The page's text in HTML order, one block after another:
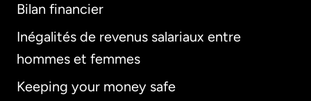
Bilan financier
Inégalités de revenus salariaux entre
hommes et femmes
Keeping your money safe
International
Allemagne